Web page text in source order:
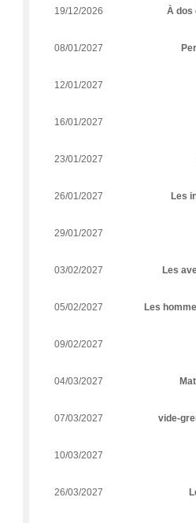
19/12/2026 À dos
08/01/2027
12/01/2027
16/01/2027
23/01/2027
26/01/2027 Les
29/01/2027
03/02/2027 Les
05/02/2027 Les
09/02/2027
04/03/2027
07/03/2027 vide-
10/03/2027
26/03/2027